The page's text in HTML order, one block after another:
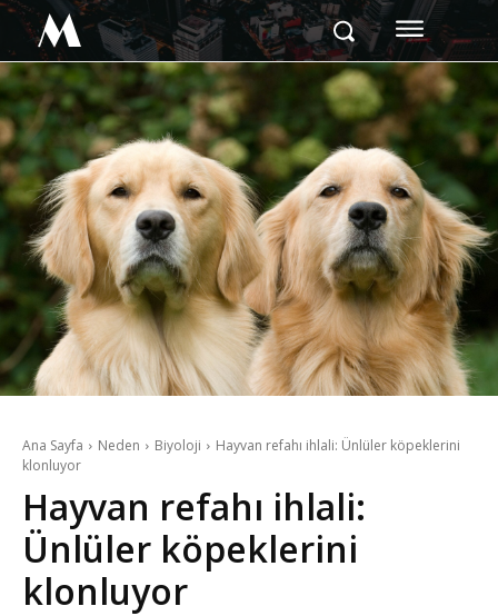
M
Ana Sayfa Neden Biyoloji
Hayvan refahı ihlali: Ünlüler köpeklerini
klonluyor
Hayvan refahı ihlali:
Ünlüler köpeklerini
klonluyor